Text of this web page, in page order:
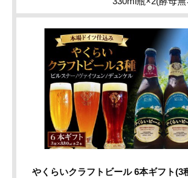
やくらいクラフトビール 6本ギフト(3